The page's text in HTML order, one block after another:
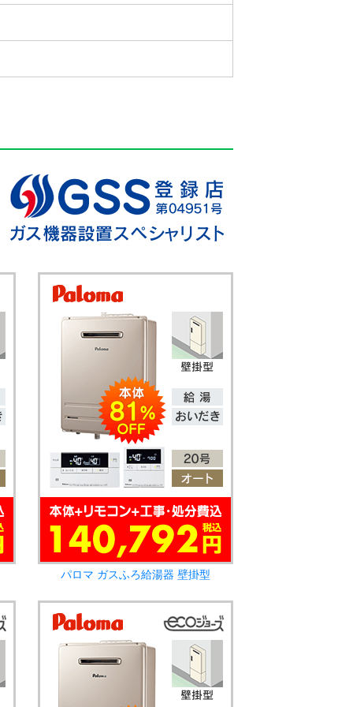
パロマ ガスふろ給湯器 壁掛型